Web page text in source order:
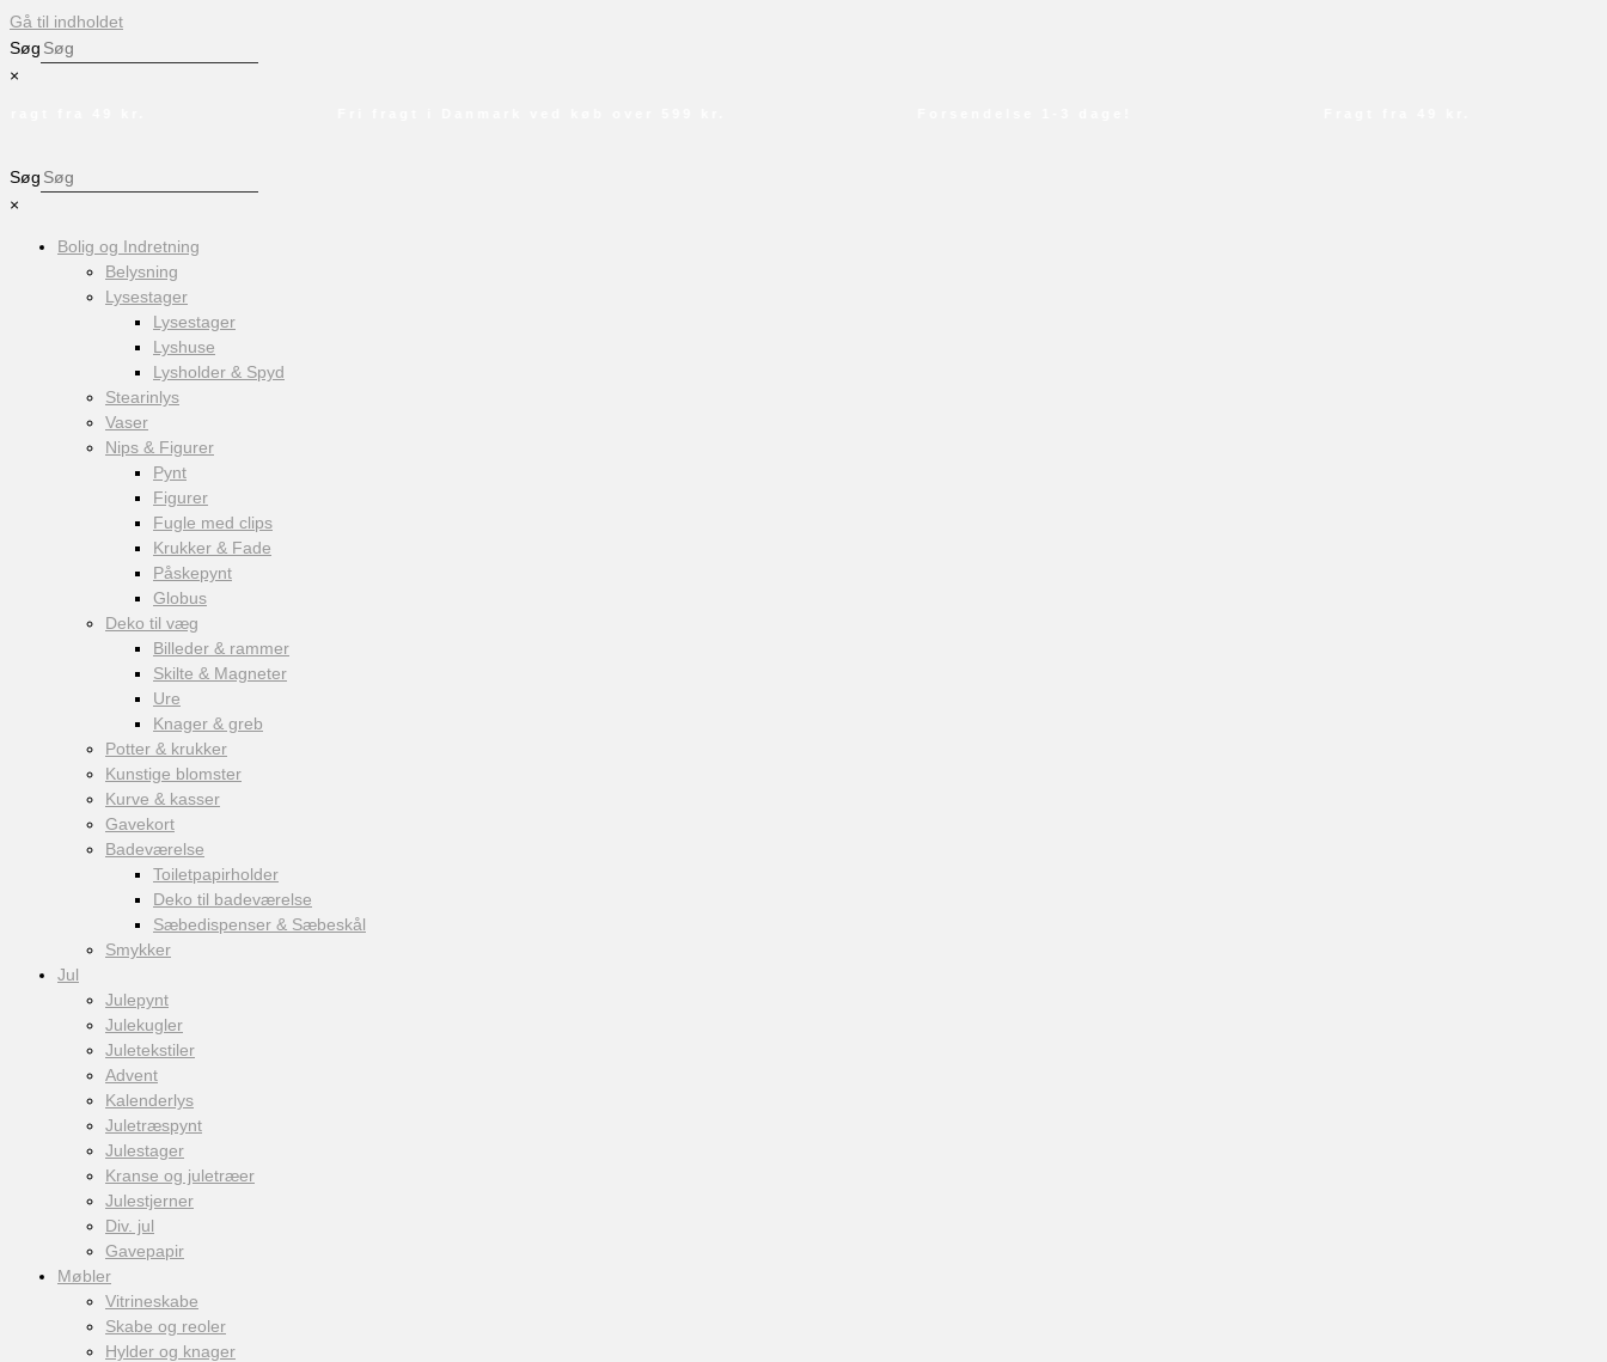
Gå til indholdet
Søg
×
Søg
×
Bolig og Indretning
Belysning
Lysestager
Lysestager
Lyshuse
Lysholder & Spyd
Stearinlys
Vaser
Nips & Figurer
Pynt
Figurer
Fugle med clips
Krukker & Fade
Påskepynt
Globus
Deko til væg
Billeder & rammer
Skilte & Magneter
Ure
Knager & greb
Potter & krukker
Kunstige blomster
Kurve & kasser
Gavekort
Badeværelse
Toiletpapirholder
Deko til badeværelse
Sæbedispenser & Sæbeskål
Smykker
Jul
Julepynt
Julekugler
Juletekstiler
Advent
Kalenderlys
Juletræspynt
Julestager
Kranse og juletræer
Julestjerner
Div. jul
Gavepapir
Møbler
Vitrineskabe
Skabe og reoler
Hylder og knager